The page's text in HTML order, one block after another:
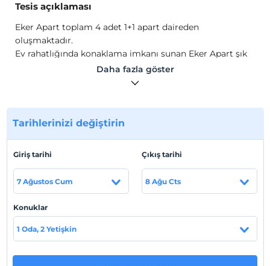
Tesis açıklaması
Eker Apart toplam 4 adet 1+1 apart daireden
oluşmaktadır.
Ev rahatlığında konaklama imkanı sunan Eker Apart şık
ve sade döşemiş mobilyalar, klima, çamaşır makinesi,
bulaşık makinesi, mutfak, buzdolabı, mutfak araç
olanaklar sunar.
Tesis lokasyon bilgileri
mesafededir.
Daha fazla göster
Tarihlerinizi değiştirin
Giriş tarihi
7 Ağustos Cum
Çıkış tarihi
8 Ağu Cts
Konuklar
1 Oda, 2 Yetişkin